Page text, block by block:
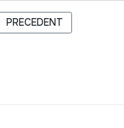
ARTICOL PRECEDENT:
PRECEDENT